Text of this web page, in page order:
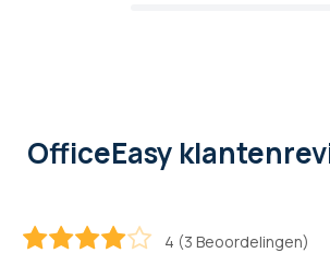
OfficeEasy
4 (3 Beoordelingen)